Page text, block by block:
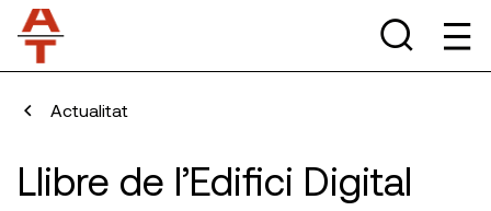
Actualitat
Llibre de l’Edifici Digital